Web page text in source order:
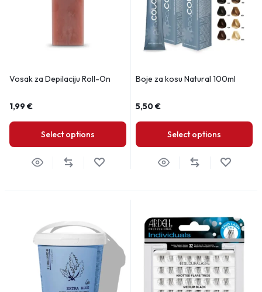
Vosak za Depilaciju Roll-On
1,99€
Select options
Boje za kosu Natural 100ml
5,50€
Select options